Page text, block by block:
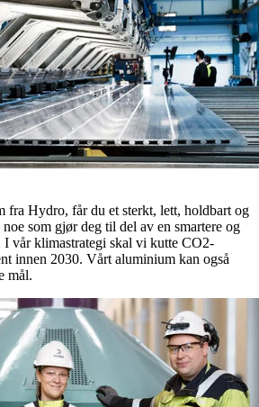
fra Hydro, får du et sterkt, lett, holdbart og
som gjør deg til del av en smartere og
vår klimastrategi skal vi kutte CO2-
innen 2030. Vårt aluminium kan også
mål.